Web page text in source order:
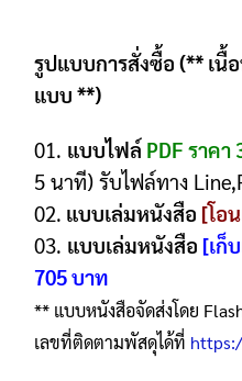
รูปแบบการสั่งซื้อ (** เนื้
แบบ **)
01. แบบไฟล์ PDF ราคา
5 นาที) รับไฟล์ทาง
02. แบบเล่มหนังสือ [โอ
03. แบบเล่มหนังสือ [เก็
705 บาท
** แบบหนังสือจัดส่งโดย
เลขที่ติดตามพัสดุได้ที่